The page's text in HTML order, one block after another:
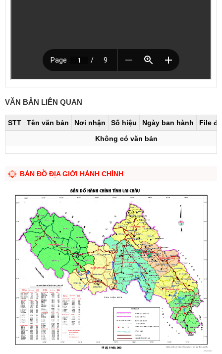
VĂN BẢN LIÊN QUAN
STT Tên văn bản Nơi nhận Số hiệu Ngày ban hành
File
Không có văn bản
BẢN ĐỒ ĐỊA GIỚI HÀNH CHÍNH